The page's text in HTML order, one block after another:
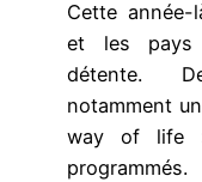
Cette année-
et les pays
détente.
notamment
way of life